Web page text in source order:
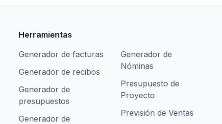
Herramientas
Generador de facturas
Generador de recibos
Generador de
presupuestos
Generador de
Generador de
Nóminas
Presupuesto de
Proyecto
Previsión de Ventas